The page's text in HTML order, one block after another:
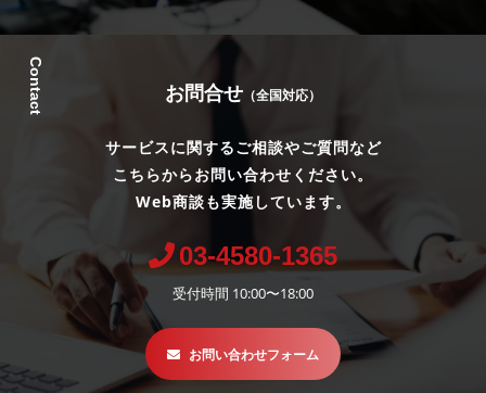
Contact お問合せ （全国対応）
サービスに関するご相談やご質問など
こちらからお問い合わせください。
Web商談も実施しています。
03-4580-1365
受付時間 10:00〜18:00
お問い合わせフォーム